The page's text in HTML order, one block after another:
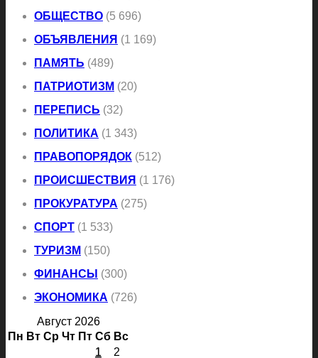
ОБЩЕСТВО (5 696)
ОБЪЯВЛЕНИЯ (1 169)
ПАМЯТЬ (489)
ПАТРИОТИЗМ (20)
ПЕРЕПИСЬ (32)
ПОЛИТИКА (1 343)
ПРАВОПОРЯДОК (512)
ПРОИСШЕСТВИЯ (1 176)
ПРОКУРАТУРА (275)
СПОРТ (1 533)
ТУРИЗМ (150)
ФИНАНСЫ (300)
ЭКОНОМИКА (726)
Август 2026
Пн Вт Ср Чт Пт Сб Вс
1
2